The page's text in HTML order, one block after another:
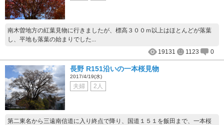
南木曽地方の紅葉見物に行きましたが、標高３００ｍ以上はほとんどが落葉
し、平地も落葉の始まりでした...
19131
1123 0
長野 R151沿いの一本桜見物
2017/4/19(水)
夫婦 2人
第二東名から三遠南信道に入り終点で降り、国道１５１を飯田まで、一本桜